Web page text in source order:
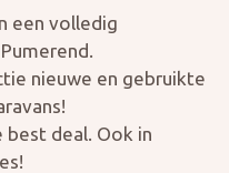
een volledig
nieuwe en gebruikte
best deal. Ook in